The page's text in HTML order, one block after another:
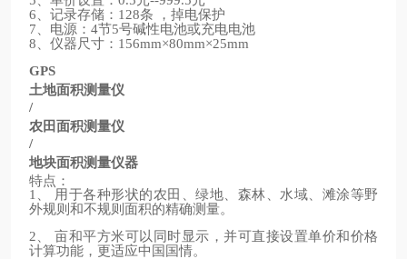
6 、记录存储： 128条 ，掉电保护
7 、电源： 4节5号碱性电池或充电电池
8 、仪器尺寸： 156mm×80mm×25mm
GPS
土地面积测量仪
/
农田面积测量仪
/
地块面积测量仪器
特点：
1
用于各种形状的农田、绿地、森林、水域、滩涂等野
外规则和不规则面积的精确测量。
2
亩和平方米可以同时显示，并可直接设置单价和价格
计算功能，更适应中国国情。